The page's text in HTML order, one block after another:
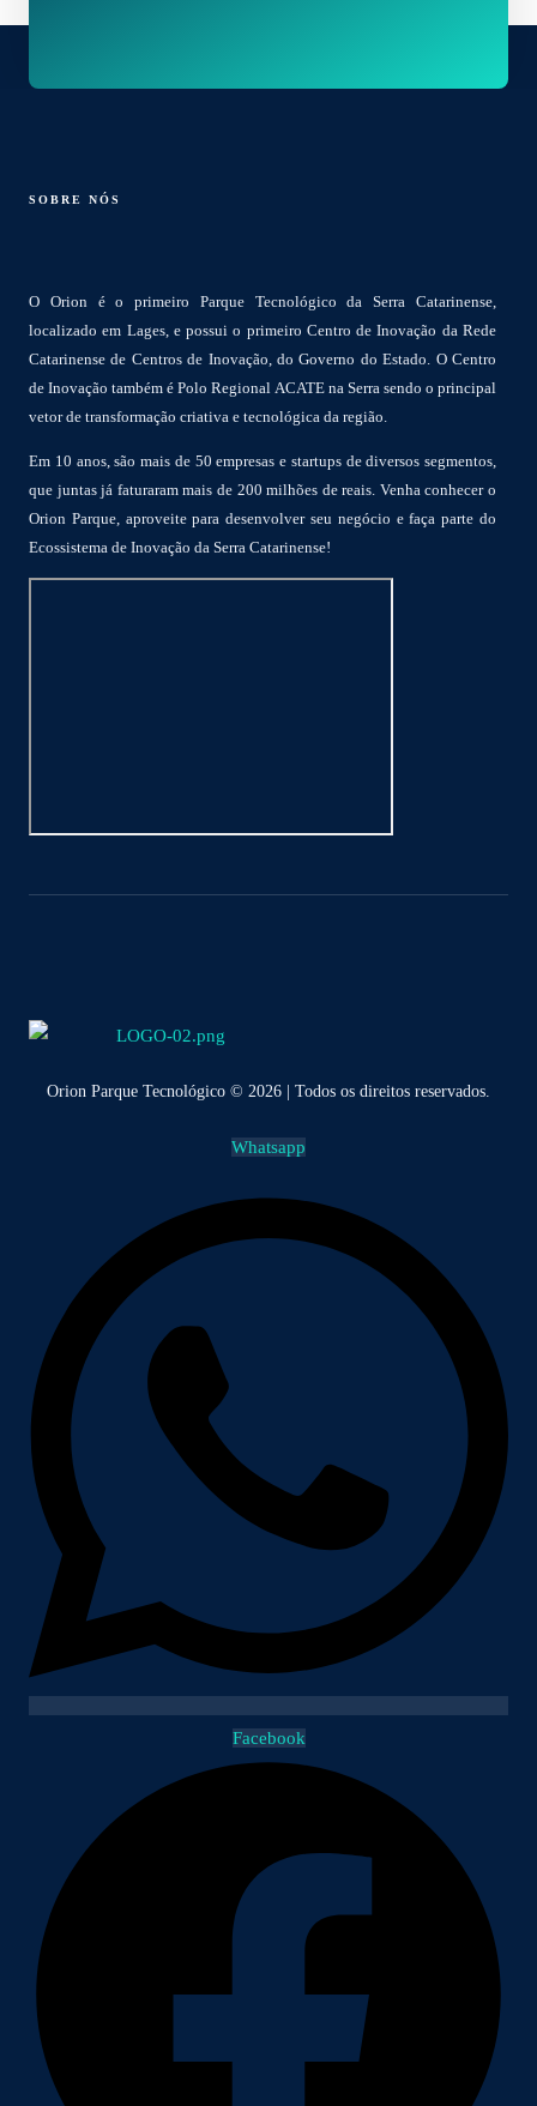
SOBRE NÓS
O Orion é o primeiro Parque Tecnológico da Serra Catarinense,
localizado em Lages, e possui o primeiro Centro de Inovação da Rede
Catarinense de Centros de Inovação, do Governo do Estado. O Centro
de Inovação também é Polo Regional ACATE na Serra sendo o principal
vetor de transformação criativa e tecnológica da região.
Em 10 anos, são mais de 50 empresas e startups de diversos segmentos,
que juntas já faturaram mais de 200 milhões de reais. Venha conhecer o
Orion Parque, aproveite para desenvolver seu negócio e faça parte do
Ecossistema de Inovação da Serra Catarinense!
Orion Parque Tecnológico © 2026 | Todos os direitos reservados.
Whatsapp
Facebook